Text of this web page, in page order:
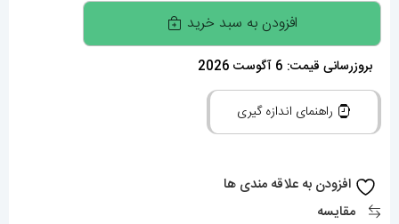
ساعت
کارتیه
زنانه
دومونت
قاب
افزودن به سبد خرید
بروزرسانی قیمت: 6 آگوست 2026
راهنمای اندازه گیری
افزودن به علاقه مندی ها
مقایسه